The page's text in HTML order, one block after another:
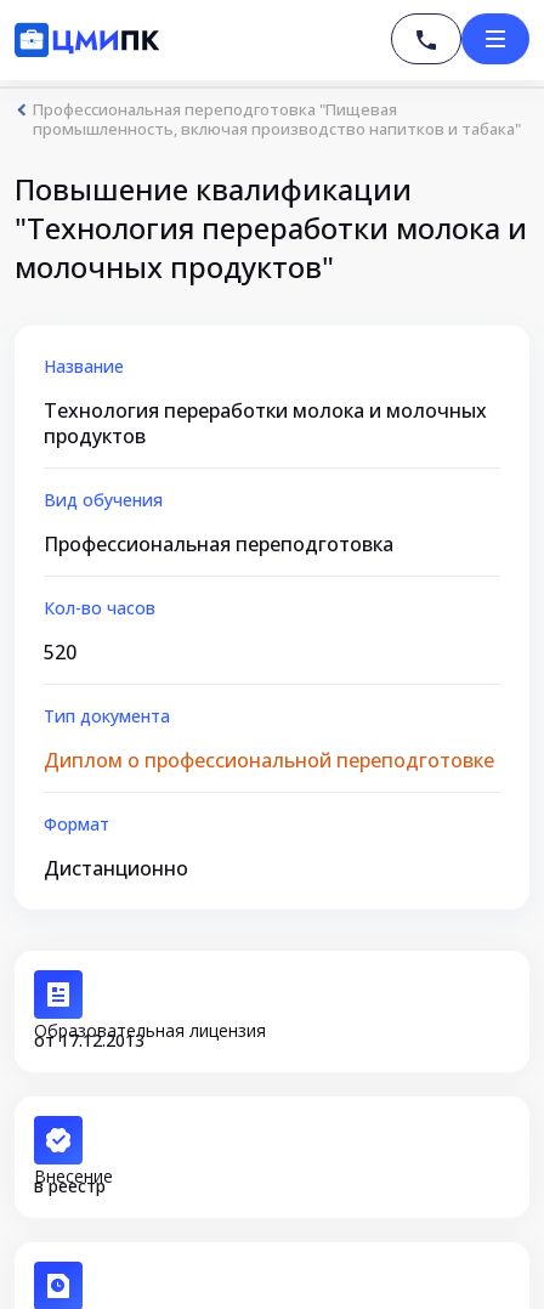
Профессиональная переподготовка "Пищевая
промышленность, включая производство напитков и табака"
Повышение квалификации
"Технология переработки молока и
молочных продуктов"
Название
Технология переработки молока и молочных
продуктов
Вид обучения
Профессиональная переподготовка
Кол-во часов
520
Тип документа
Диплом о профессиональной переподготовке
Формат
Дистанционно
Образовательная лицензия
от 17.12.2013
Внесение
в реестр